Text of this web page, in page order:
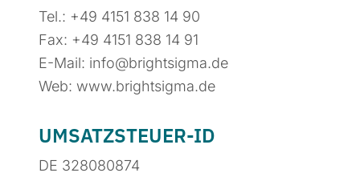
Tel.: +49 4151 838 14 90
Fax: +49 4151 838 14 91
E-Mail: info@brightsigma.de
Web: www.brightsigma.de
UMSATZSTEUER-ID
DE 328080874